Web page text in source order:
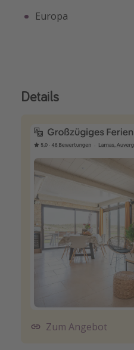
Europa
Details
Zum Angebot